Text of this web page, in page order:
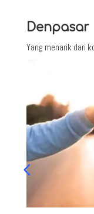
Denpasar
Yang menarik dari